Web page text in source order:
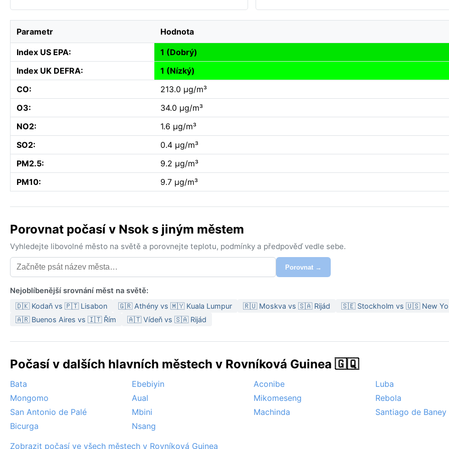
Parametr Hodnota
Index US EPA:
1 (Dobrý)
Index UK DEFRA:
1 (Nízký)
CO:
213.0 µg/m³
O3:
34.0 µg/m³
NO2:
1.6 µg/m³
SO2:
0.4 µg/m³
PM2.5:
9.2 µg/m³
PM10:
9.7 µg/m³
Porovnat počasí v Nsok s jiným městem
Vyhledejte libovolné město na světě a porovnejte teplotu, podmínky a předpověď vedle sebe.
Porovnat →
Nejoblíbenější srovnání měst na světě:
🇩🇰 Kodaň vs 🇵🇹 Lisabon 🇬🇷 Athény vs 🇲🇾 Kuala Lumpur 🇷🇺 Moskva vs 🇸🇦 Rijád
🇸🇪 Stockholm vs 🇺🇸 New
🇦🇷 Buenos Aires vs 🇮🇹 Řím
🇦🇹 Vídeň vs 🇸🇦 Rijád
Počasí v dalších hlavních městech v Rovníková Guinea 🇬🇶
Bata Ebebiyin Aconibe
Luba
Mongomo
Aual Mikomeseng
Rebola
San Antonio de Palé
Mbini Machinda
Santiago de Baney
Bicurga
Nsang
Zobrazit počasí ve všech městech v Rovníková Guinea